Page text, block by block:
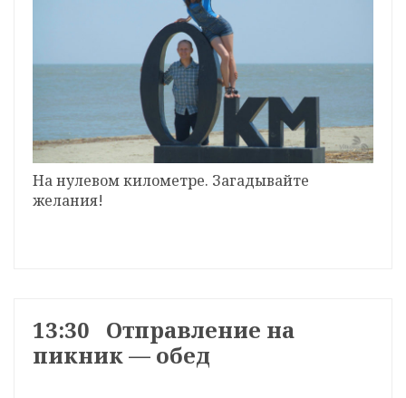
На нулевом километре. Загадывайте
желания!
13:30 Отправление на
пикник — обед